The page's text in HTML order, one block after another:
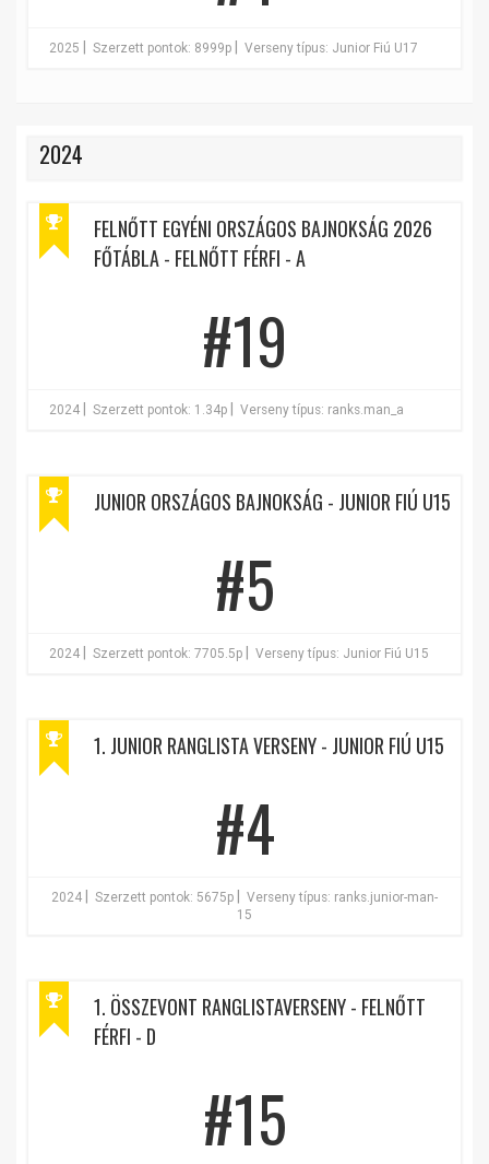
2025 Szerzett pontok: 8999p Verseny típus: Junior Fiú U17
2024
FELNŐTT EGYÉNI ORSZÁGOS BAJNOKSÁG 2026
FŐTÁBLA - FELNŐTT FÉRFI - A
#19
2024 Szerzett pontok: 1.34p Verseny típus: ranks.man_a
JUNIOR ORSZÁGOS BAJNOKSÁG - JUNIOR FIÚ U15
#5
2024 Szerzett pontok: 7705.5p Verseny típus: Junior Fiú U15
1. JUNIOR RANGLISTA VERSENY - JUNIOR FIÚ U15
#4
2024 Szerzett pontok: 5675p
Verseny típus: ranks.junior-man-
15
1. ÖSSZEVONT RANGLISTAVERSENY - FELNŐTT
FÉRFI - D
#15